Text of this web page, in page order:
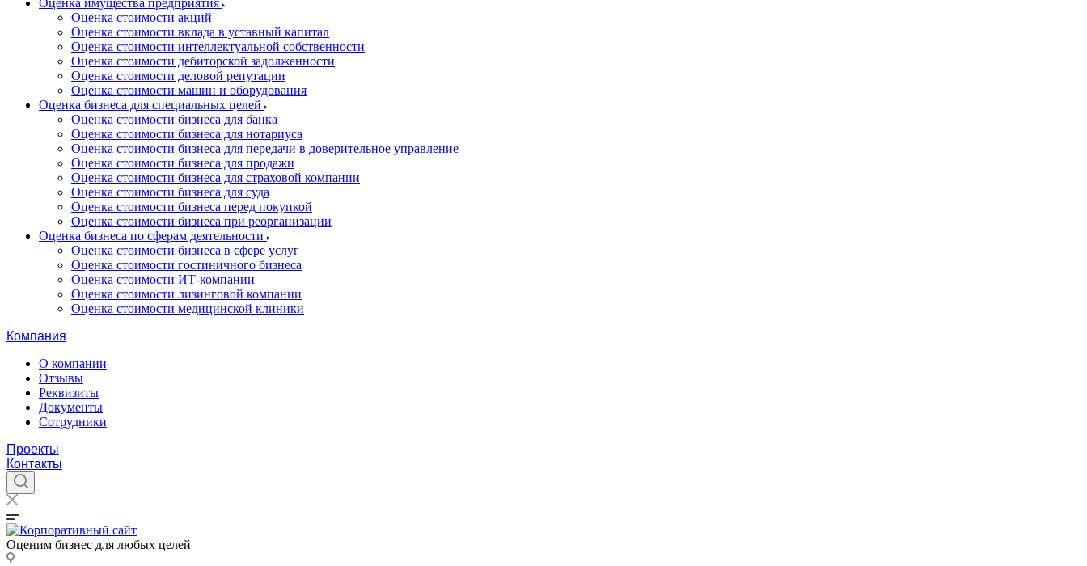
Оценка имущества предприятия
Оценка стоимости акций
Оценка стоимости вклада в уставный капитал
Оценка стоимости интеллектуальной собственности
Оценка стоимости дебиторской задолженности
Оценка стоимости деловой репутации
Оценка стоимости машин и оборудования
Оценка бизнеса для специальных целей
Оценка стоимости бизнеса для банка
Оценка стоимости бизнеса для нотариуса
Оценка стоимости бизнеса для передачи в доверительное управление
Оценка стоимости бизнеса для продажи
Оценка стоимости бизнеса для страховой компании
Оценка стоимости бизнеса для суда
Оценка стоимости бизнеса перед покупкой
Оценка стоимости бизнеса при реорганизации
Оценка бизнеса по сферам деятельности
Оценка стоимости бизнеса в сфере услуг
Оценка стоимости гостиничного бизнеса
Оценка стоимости ИТ-компании
Оценка стоимости лизинговой компании
Оценка стоимости медицинской клиники
Компания
О компании
Отзывы
Реквизиты
Документы
Сотрудники
Проекты
Контакты
Оценим бизнес для любых целей